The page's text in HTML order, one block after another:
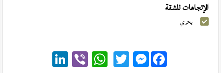
الإتجاهات للشقة
بحري
Messenger